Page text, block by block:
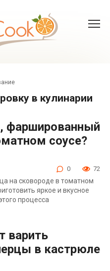
в кулинарии
фаршированный
соусе?
0 72
на сковороде в томатном
яркое и вкусное
процесса
варить
в кастрюле